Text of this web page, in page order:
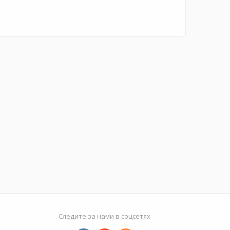
Следите за нами в соцсетях